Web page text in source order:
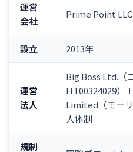
運営
会社
Prime Point LLC
設立 2013年
運営
法人
Big Boss Ltd.（
HT00324029）
Limited（モー
人体制
規制